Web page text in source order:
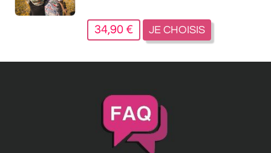
34,90 € JE CHOISIS